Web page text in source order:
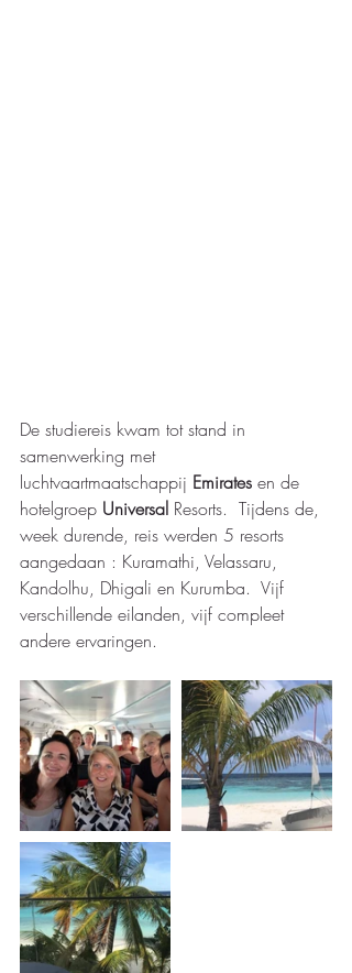
De studiereis kwam tot stand in
samenwerking met
luchtvaartmaatschappij Emirates en de
hotelgroep Universal Resorts.  Tijdens de,
week durende, reis werden 5 resorts
aangedaan : Kuramathi, Velassaru,
Kandolhu, Dhigali en Kurumba.  Vijf
verschillende eilanden, vijf compleet
andere ervaringen.